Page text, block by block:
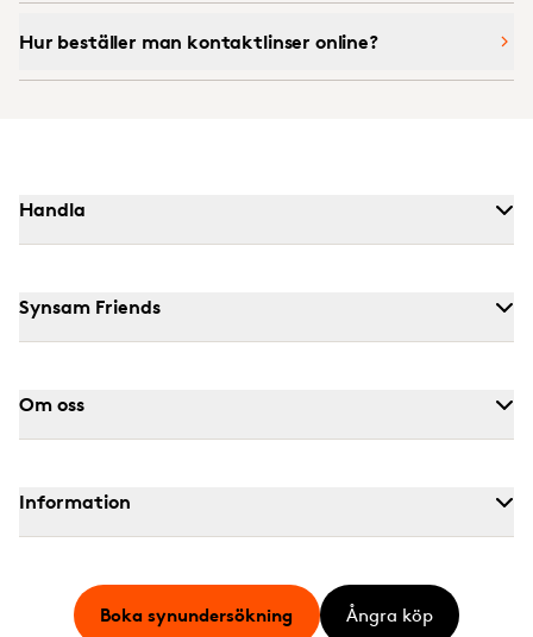
Hur beställer man kontaktlinser online?
Handla
Synsam Friends
Om oss
Information
Boka synundersökning Ångra köp